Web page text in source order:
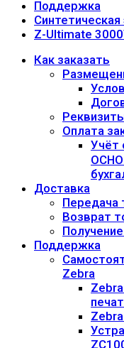
Поддержка
Синтетическая
Z-Ultimate
Как заказать
Оплата
Учёт
Доставка
Передача
Возврат
Поддержка
Zebra